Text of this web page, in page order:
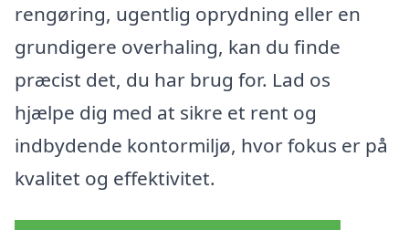
rengøring, ugentlig oprydning eller en
grundigere overhaling, kan du finde
præcist det, du har brug for. Lad os
hjælpe dig med at sikre et rent og
indbydende kontormiljø, hvor fokus er på
kvalitet og effektivitet.